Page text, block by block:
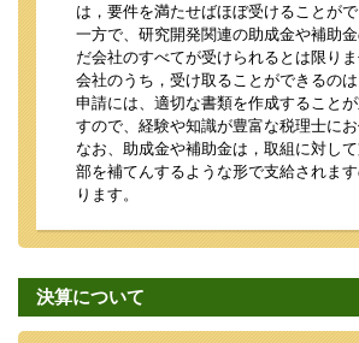
は，要件を満たせばほぼ受けることがで
一方で、研究開発関連の助成金や補助
だ会社のすべてが受けられるとは限り
会社のうち，受け取ることができるのは
申請には、適切な書類を作成すること
すので、経験や知識が豊富な税理士にお
なお、助成金や補助金は，取組に対し
部を補てんするような形で支給されま
ります。
決算について